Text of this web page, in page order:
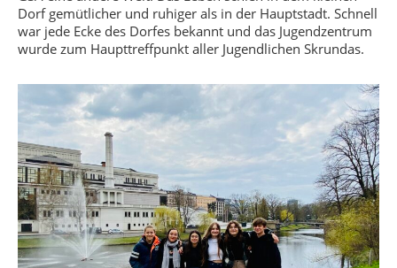
Dorf gemütlicher und ruhiger als in der Hauptstadt. Schnell
war jede Ecke des Dorfes bekannt und das Jugendzentrum
wurde zum Haupttreffpunkt aller Jugendlichen Skrundas.